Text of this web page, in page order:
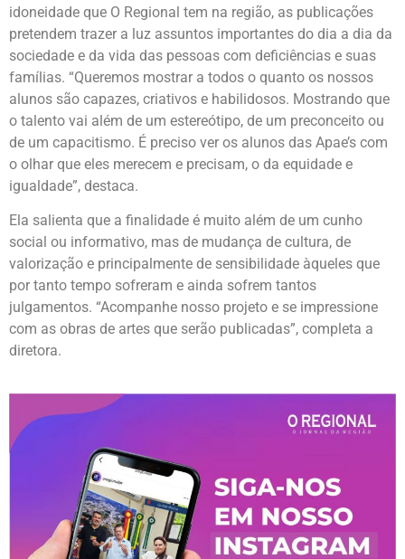
idoneidade que O Regional tem na região, as publicações
pretendem trazer a luz assuntos importantes do dia a dia da
sociedade e da vida das pessoas com deficiências e suas
famílias. “Queremos mostrar a todos o quanto os nossos
alunos são capazes, criativos e habilidosos. Mostrando que
o talento vai além de um estereótipo, de um preconceito ou
de um capacitismo. É preciso ver os alunos das Apae’s com
o olhar que eles merecem e precisam, o da equidade e
igualdade”, destaca.
Ela salienta que a finalidade é muito além de um cunho
social ou informativo, mas de mudança de cultura, de
valorização e principalmente de sensibilidade àqueles que
por tanto tempo sofreram e ainda sofrem tantos
julgamentos. “Acompanhe nosso projeto e se impressione
com as obras de artes que serão publicadas”, completa a
diretora.